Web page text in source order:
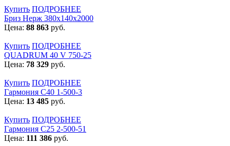
Купить ПОДРОБНЕЕ
Бриз Нерж 380х140х2000
Цена: 88 863 руб.
Купить ПОДРОБНЕЕ
QUADRUM 40 V 750-25
Цена: 78 329 руб.
Купить ПОДРОБНЕЕ
Гармония С40 1-500-3
Цена: 13 485 руб.
Купить ПОДРОБНЕЕ
Гармония С25 2-500-51
Цена: 111 386 руб.